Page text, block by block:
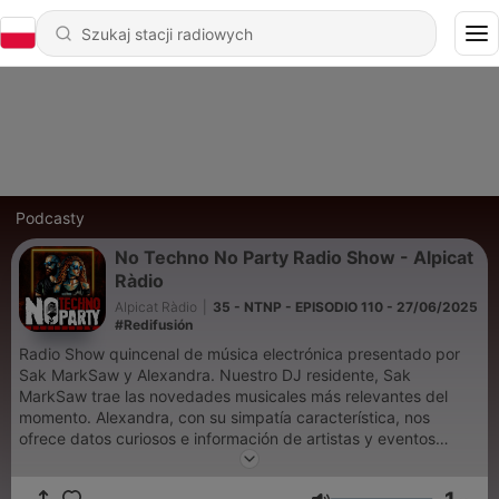
Podcasty
No Techno No Party Radio Show - Alpicat
Ràdio
Alpicat Ràdio
35 - NTNP - EPISODIO 110 - 27/06/2025
#Redifusión
Radio Show quincenal de música electrónica presentado por
Sak MarkSaw y Alexandra. Nuestro DJ residente, Sak
MarkSaw trae las novedades musicales más relevantes del
momento. Alexandra, con su simpatía característica, nos
ofrece datos curiosos e información de artistas y eventos